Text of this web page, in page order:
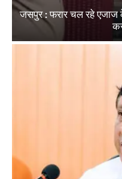
जसपुर : फरार चल रहे एजाज